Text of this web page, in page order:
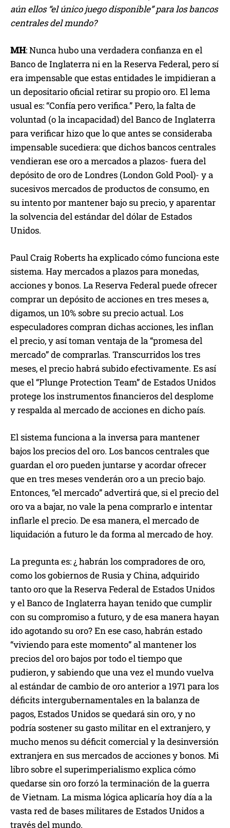
aún ellos “el único juego disponible” para los bancos
centrales del mundo?
MH: Nunca hubo una verdadera confianza en el
Banco de Inglaterra ni en la Reserva Federal, pero sí
era impensable que estas entidades le impidieran a
un depositario oficial retirar su propio oro. El lema
usual es: “Confía pero verifica.” Pero, la falta de
voluntad (o la incapacidad) del Banco de Inglaterra
para verificar hizo que lo que antes se consideraba
impensable sucediera: que dichos bancos centrales
vendieran ese oro a mercados a plazos- fuera del
depósito de oro de Londres (London Gold Pool)- y a
sucesivos mercados de productos de consumo, en
su intento por mantener bajo su precio, y aparentar
la solvencia del estándar del dólar de Estados
Unidos.
Paul Craig Roberts ha explicado cómo funciona este
sistema. Hay mercados a plazos para monedas,
acciones y bonos. La Reserva Federal puede ofrecer
comprar un depósito de acciones en tres meses a,
digamos, un 10% sobre su precio actual. Los
especuladores compran dichas acciones, les inflan
el precio, y así toman ventaja de la “promesa del
mercado” de comprarlas. Transcurridos los tres
meses, el precio habrá subido efectivamente. Es así
que el “Plunge Protection Team” de Estados Unidos
protege los instrumentos financieros del desplome
y respalda al mercado de acciones en dicho país.
El sistema funciona a la inversa para mantener
bajos los precios del oro. Los bancos centrales que
guardan el oro pueden juntarse y acordar ofrecer
que en tres meses venderán oro a un precio bajo.
Entonces, “el mercado” advertirá que, si el precio del
oro va a bajar, no vale la pena comprarlo e intentar
inflarle el precio. De esa manera, el mercado de
liquidación a futuro le da forma al mercado de hoy.
La pregunta es: ¿ habrán los compradores de oro,
como los gobiernos de Rusia y China, adquirido
tanto oro que la Reserva Federal de Estados Unidos
y el Banco de Inglaterra hayan tenido que cumplir
con su compromiso a futuro, y de esa manera hayan
ido agotando su oro? En ese caso, habrán estado
“viviendo para este momento” al mantener los
precios del oro bajos por todo el tiempo que
pudieron, y sabiendo que una vez el mundo vuelva
al estándar de cambio de oro anterior a 1971 para los
déficits intergubernamentales en la balanza de
pagos, Estados Unidos se quedará sin oro, y no
podría sostener su gasto militar en el extranjero, y
mucho menos su déficit comercial y la desinversión
extranjera en sus mercados de acciones y bonos. Mi
libro sobre el superimperialismo explica cómo
quedarse sin oro forzó la terminación de la guerra
de Vietnam. La misma lógica aplicaría hoy día a la
vasta red de bases militares de Estados Unidos a
través del mundo.